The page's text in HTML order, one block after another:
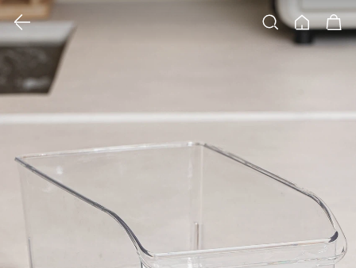
홈 장바구니
클릭 시 이미지 확대 보기 팝업 열림